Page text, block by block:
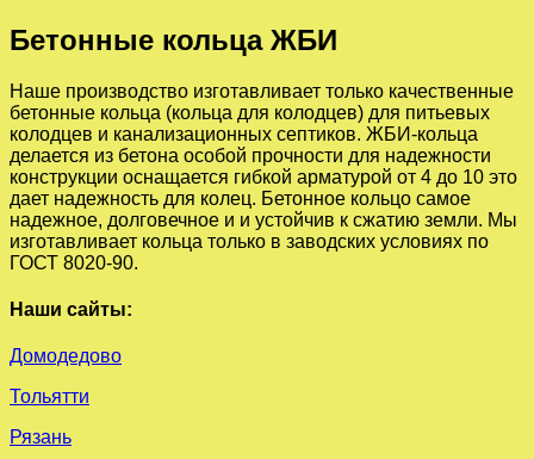
Бетонные кольца ЖБИ
Наше производство изготавливает только качественные
бетонные кольца (кольца для колодцев) для питьевых
колодцев и канализационных септиков. ЖБИ-кольца
делается из бетона особой прочности для надежности
конструкции оснащается гибкой арматурой от 4 до 10 это
дает надежность для колец. Бетонное кольцо самое
надежное, долговечное и и устойчив к сжатию земли. Мы
изготавливает кольца только в заводских условиях по
ГОСТ 8020-90.
Наши сайты:
Домодедово
Тольятти
Рязань